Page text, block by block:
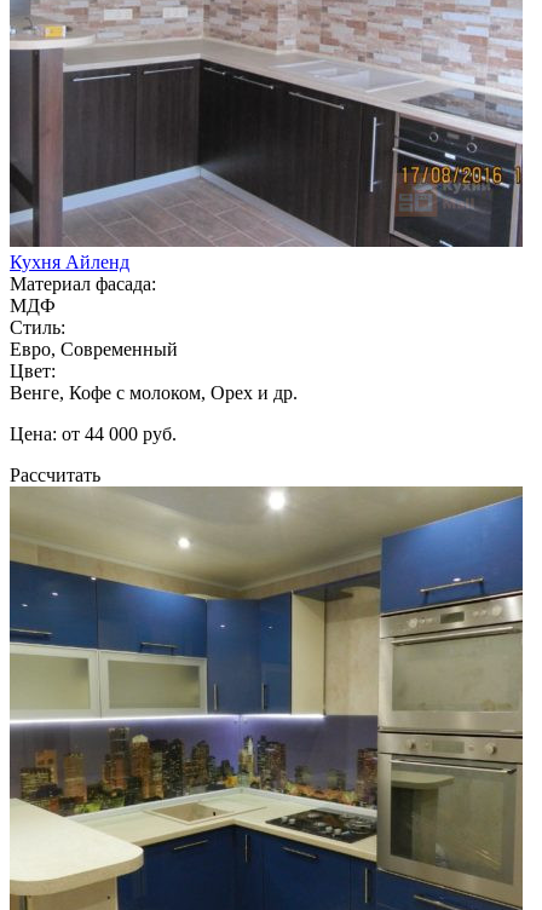
Кухня Айленд
Материал фасада:
МДФ
Стиль:
Евро, Современный
Цвет:
Венге, Кофе с молоком, Орех и др.
Цена: от 44 000 руб.
Рассчитать